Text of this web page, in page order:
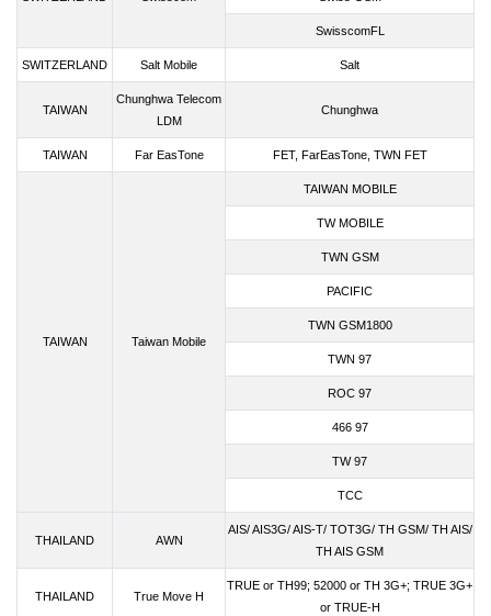
SwisscomFL
SWITZERLAND Salt Mobile Salt
TAIWAN
Chunghwa Telecom
LDM
Chunghwa
TAIWAN Far EasTone FET, FarEasTone, TWN FET
TAIWAN Taiwan Mobile
TAIWAN MOBILE
TW MOBILE
TWN GSM
PACIFIC
TWN GSM1800
TWN 97
ROC 97
466 97
TW 97
TCC
THAILAND AWN
AIS/ AIS3G/ AIS-T/ TOT3G/ TH GSM/ TH AIS/
TH AIS GSM
THAILAND True Move H
TRUE or TH99; 52000 or TH 3G+; TRUE 3G+
or TRUE-H